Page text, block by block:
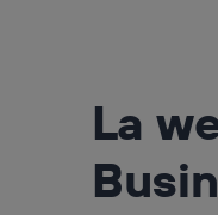
La